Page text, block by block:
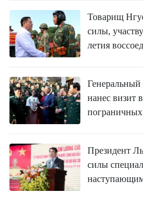
Товарищ
силы,
летия
нанес визит
Президент
силы